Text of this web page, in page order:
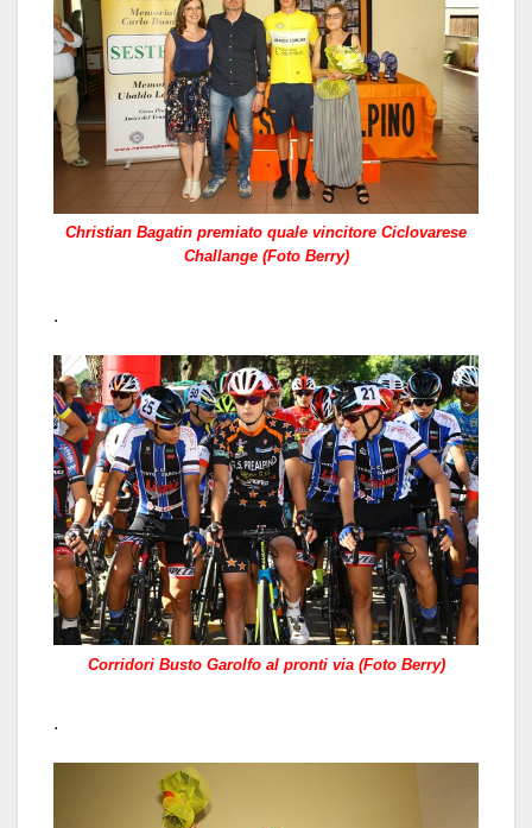
Christian Bagatin premiato quale vincitore Ciclovarese
Challange (Foto Berry)
.
Corridori Busto Garolfo al pronti via (Foto Berry)
.